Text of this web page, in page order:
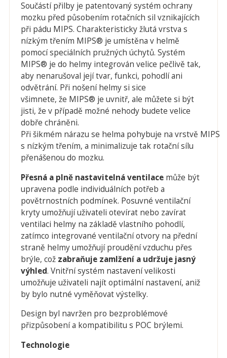
Součástí přilby je patentovaný systém ochrany
mozku před působením rotačních sil vznikajících
při pádu MIPS. Charakteristicky žlutá vrstva s
nízkým třením MIPS® je umístěna v helmě
pomocí speciálních pružných úchytů. Systém
MIPS® je do helmy integrován velice pečlivě tak,
aby nenarušoval její tvar, funkci, pohodlí ani
odvětrání. Při nošení helmy si sice
všimnete, že MIPS® je uvnitř, ale můžete si být
jisti, že v případě možné nehody budete velice
dobře chráněni.
Při šikmém nárazu se helma pohybuje na vrstvě MIPS®
s nízkým třením, a minimalizuje tak rotační sílu
přenášenou do mozku.
Přesná a plně nastavitelná ventilacemůže být
upravena podle individuálních potřeb a
povětrnostních podmínek. Posuvné ventilační
kryty umožňují uživateli otevírat nebo zavírat
ventilaci helmy na základě vlastního pohodlí,
zatímco integrované ventilační otvory na přední
straně helmy umožňují proudění vzduchu přes
brýle, což zabraňuje zamlžení a udržuje jasný
výhled. Vnitřní systém nastavení velikosti
umožňuje uživateli najít optimální nastavení, aniž
by bylo nutné vyměňovat výstelky.
Design byl navržen pro bezproblémové
přizpůsobení a kompatibilitu s POC brýlemi.
Technologie